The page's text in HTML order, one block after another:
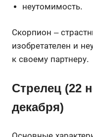
неутомимость.
Скорпион –
изобретателен и
к своему партнеру.
Стрелец (22
декабря)